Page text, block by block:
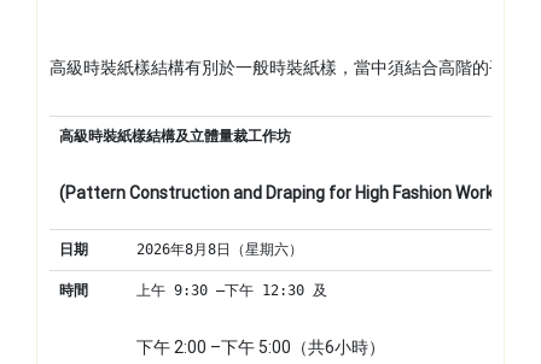
高級時裝紙樣結構有別於一般時裝紙樣，當中須結合高階的平面
高級時裝紙樣結構及立體量裁工作坊
(Pattern Construction and Draping for High Fashion Workshop)
日期 2026年8月8日（星期六）
時間 上午 9:30 –下午 12:30 及
下午 2:00 –下午 5:00（共6小時）